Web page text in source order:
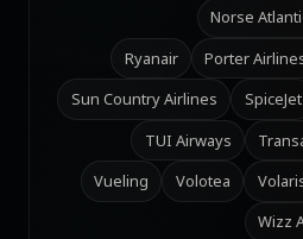
Norse
Porter
Ryanair
SpiceJet
Sun Country Airlines
TUI Airways
Volotea
Vueling
Wizz